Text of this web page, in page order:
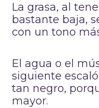
La grasa, al
bastante baja,
con un tono
El agua o el
siguiente
tan negro,
mayor.